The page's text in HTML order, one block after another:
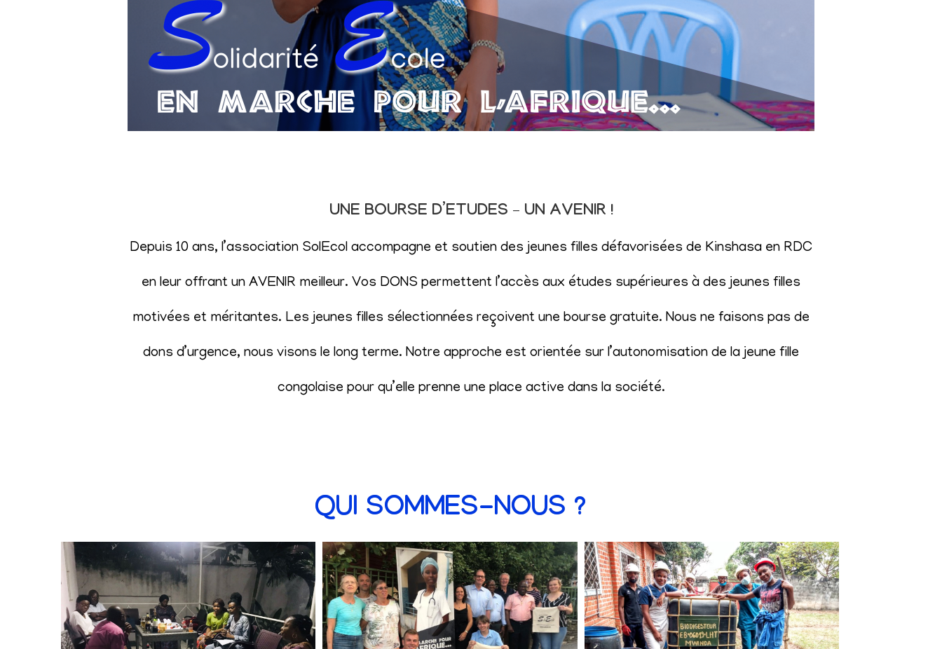
UNE BOURSE D’ETUDES – UN AVENIR !
Depuis 10 ans, l’association SolEcol accompagne et soutien des jeunes filles défavorisées de Kinshasa en RDC
en leur offrant un AVENIR meilleur. Vos DONS permettent l’accès aux études supérieures à des jeunes filles
motivées et méritantes. Les jeunes filles sélectionnées reçoivent une bourse gratuite. Nous ne faisons pas de
dons d’urgence, nous visons le long terme. Notre approche est orientée sur l’autonomisation de la jeune fille
congolaise pour qu’elle prenne une place active dans la société.
QUI SOMMES-NOUS ?